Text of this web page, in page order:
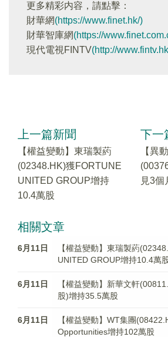
更多精彩内容，請點擊：
財華網(https://www.finet.hk/)
財華智庫網(https://
現代電視FINTV(http://
上一篇新聞
【權益變動】東瑞製葯
(02348.HK)獲FORTUNE
UNITED GROUP增持
10.4萬股
下一
【異
見3個
相關文章
6月11日
【權益變動】東瑞製葯
UNITED GROUP增持10.4萬
6月11日
【權益變動】新華文軒
股)增持35.5萬股
6月11日
【權益變動】WT集團
Opportunities增持102萬股